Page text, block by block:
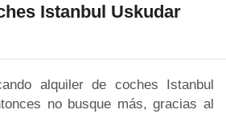
Istanbul Uskudar
alquiler de coches Istanbul
no busque más, gracias al